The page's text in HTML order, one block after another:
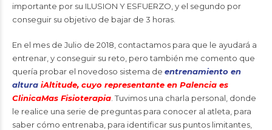
importante por su ILUSION Y ESFUERZO, y el segundo por
conseguir su objetivo de bajar de 3 horas.
En el mes de Julio de 2018, contactamos para que le ayudará a
entrenar, y conseguir su reto, pero también me comento que
quería probar el novedoso sistema de entrenamiento en
altura iAltitude, cuyo representante en Palencia es
ClinicaMas Fisioterapia . Tuvimos una charla personal, donde
le realice una serie de preguntas para conocer al atleta, para
saber cómo entrenaba, para identificar sus puntos limitantes,